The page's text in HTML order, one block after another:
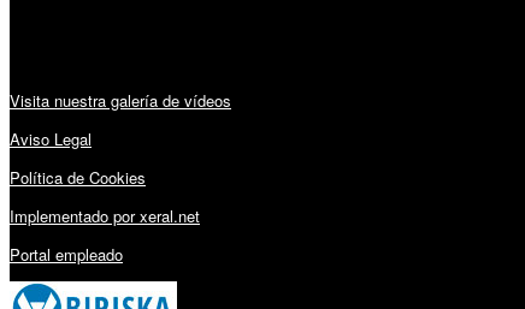
Visita nuestra galería de vídeos
Aviso Legal
Política de Cookies
Implementado por xeral.net
Portal empleado